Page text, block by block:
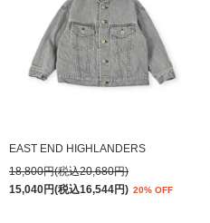
EAST END HIGHLANDERS
18,800円(税込20,680円)
15,040円(税込16,544円) 20% OFF